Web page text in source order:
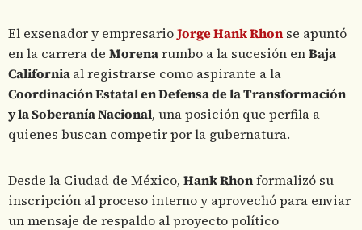
El exsenador y empresarioJorge Hank Rhon se apuntó
en la carrera de Morenarumbo a la sucesión enBaja
Californiaal registrarse como aspirante a la
Coordinación Estatal en Defensa de la Transformación
y la Soberanía Nacional, una posición que perfila a
quienes buscan competir por la gubernatura.
Desde la Ciudad de México, Hank Rhonformalizó su
inscripción al proceso interno y aprovechó para enviar
un mensaje de respaldo al proyecto político